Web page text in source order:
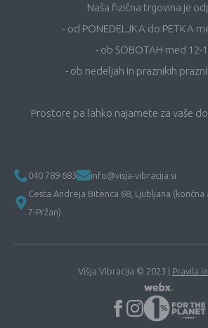
Naša fizična trgovina je
- od PONEDELJKA do PETKA
- ob SOBOTAH med 12-
- ob nedeljah in praznikih
Prostore pa lahko najamete za vaše
040 789 683
info@visja-vibracija.si
Cesta Andreja Bitenca 68, Ljubljana (končna
7-Pržan)
Višja Vibracija © 2023 | Pravila